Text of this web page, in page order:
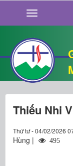
GIỚI THIỆU
TIN TỨC
SỐNG
CHUYỆN
QUÁN
THƯ GIÃN
Thiếu Nhi
Thứ tư - 04/02/2026
Hùng |
495